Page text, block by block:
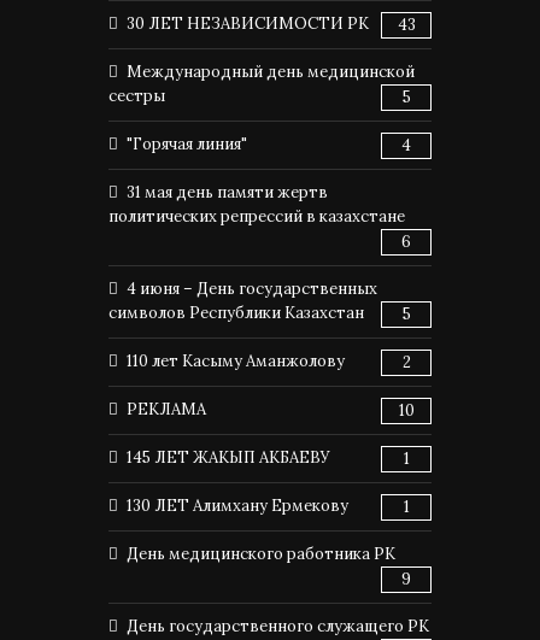
30 ЛЕТ НЕЗАВИСИМОСТИ РК 43
Международный день медицинской
сестры
5
"Горячая линия" 4
31 мая день памяти жертв
политических репрессий в казахстане
6
4 июня – День государственных
символов Республики Казахстан
5
110 лет Касыму Аманжолову 2
РЕКЛАМА 10
145 ЛЕТ ЖАКЫП АКБАЕВУ 1
130 ЛЕТ Алимхану Ермекову 1
День медицинского работника РК
9
День государственного служащего РК